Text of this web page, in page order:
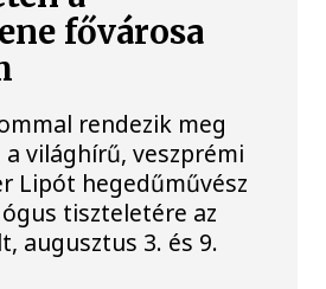
fővárosa
rendezik meg
világhírű, veszprémi
Lipót hegedűművész
tiszteletére az
augusztus 3. és 9.